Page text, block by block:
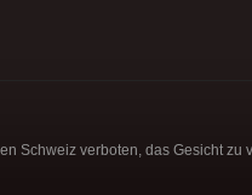
Schweiz verboten, das Gesicht zu